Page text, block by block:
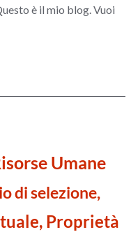
è il mio blog. Vuoi
Umane
di selezione,
Proprietà